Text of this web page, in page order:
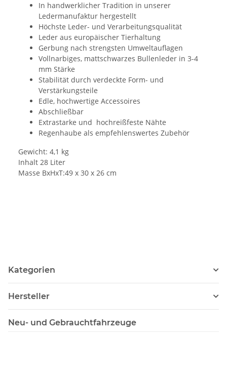
In handwerklicher Tradition in unserer
Ledermanufaktur hergestellt
Höchste Leder- und Verarbeitungsqualität
Leder aus europäischer Tierhaltung
Gerbung nach strengsten Umweltauflagen
Vollnarbiges, mattschwarzes Bullenleder in 3-4
mm Stärke
Stabilität durch verdeckte Form- und
Verstärkungsteile
Edle, hochwertige Accessoires
Abschließbar
Extrastarke und hochreißfeste Nähte
Regenhaube als empfehlenswertes Zubehör
Gewicht: 4,1 kg
Inhalt 28 Liter
Masse BxHxT:49 x 30 x 26 cm
Kategorien
Hersteller
Neu- und Gebrauchtfahrzeuge